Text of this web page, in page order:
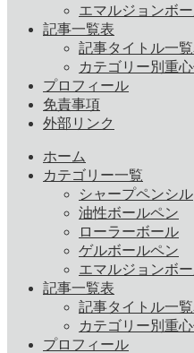
エマルジョンボ
記事一覧表
記事タイトル一
カテゴリー別重
プロフィール
免責事項
外部リンク
ホーム
カテゴリー一覧
シャープペンシル
油性ボールペン
ローラーボール
ゲルボールペン
エマルジョンボ
記事一覧表
記事タイトル一
カテゴリー別重
プロフィール